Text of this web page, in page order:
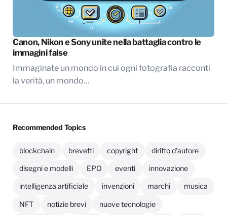
Canon, Nikon e Sony unite nella battaglia contro le
immagini false
Immaginate un mondo in cui ogni fotografia racconti
la verità, un mondo…
Recommended Topics
blockchain brevetti copyright diritto d'autore
disegni e modelli EPO eventi innovazione
intelligenza artificiale invenzioni marchi musica
NFT notizie brevi nuove tecnologie